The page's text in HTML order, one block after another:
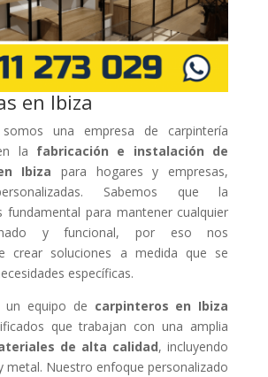
en Ibiza
somos una empresa de carpintería
la fabricación e instalación de
Ibiza para hogares y empresas,
Sabemos que la
fundamental para mantener cualquier
y funcional, por eso nos
crear soluciones a medida que se
específicas.
un equipo de carpinteros en Ibiza
que trabajan con una amplia
de alta calidad, incluyendo
metal. Nuestro enfoque personalizado